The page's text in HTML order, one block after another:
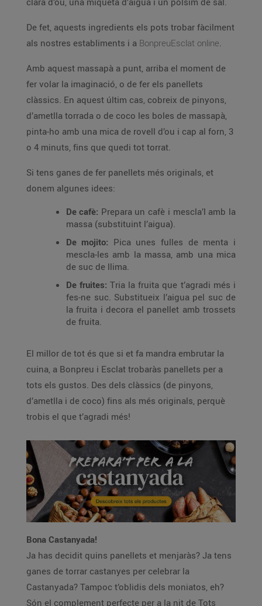
De fet, aquests ingredients els pots trobar fàcilment
als nostres establiments i a BonpreuEsclat online.
Amb aquest massapà a punt, arriba el moment de
fer volar la imaginació, o de fer els panellets
clàssics. En aquest últim cas, cobreix de pinyons,
d’ametlla torrada o de coco les boles de massapà,
pinta-ho amb una mica de rovell d’ou i cap al forn, 3
o 4 minuts, fins que quedi tot torrat.
Si tens ganes de fer panellets més originals, et
donem algunes idees:
De cafè: Prepara un cafè i mescla’l amb la
massa (substituint l’aigua).
De mojito: Pica unes fulles de menta i
mescla-les amb la massa, amb una mica
de suc de llima.
De fruites: Tria la fruita que t’agradi més i
fes-ne suc. Substitueix l’aigua pel suc de
la fruita i decora el panellet amb trossets
de fruita.
El millor de tot és que si et fa mandra embrutar la
cuina, a Bonpreu i Esclat trobaràs panellets per a
tots els gustos. Des dels clàssics (de pinyons,
d’ametlla i de coco) fins als més originals, perquè
trobis el que t’agradi més!
Bona Castanyada!
Ja has decidit quins panellets et menjaràs? Ja tens
ganes de torrar castanyes per celebrar la
Castanyada? Tampoc t’oblidis dels moniatos, eh?
Són el complement perfecte per a la nit de Tots